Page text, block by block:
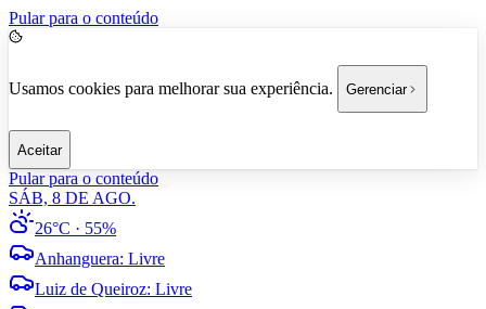
Pular para o conteúdo
Usamos cookies para melhorar sua experiência. Gerenciar
Aceitar
Pular para o conteúdo
SÁB, 8 DE AGO.
26°C · 55%
Anhanguera: Livre
Luiz de Queiroz: Livre